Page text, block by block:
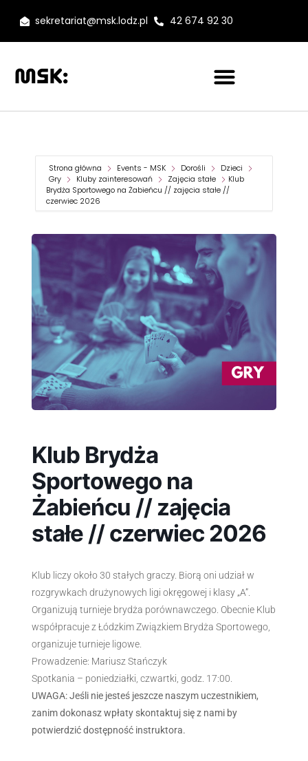
sekretariat@msk.lodz.pl 42 674 92 30
Strona główna Events - MSK Dorośli
Dzieci
Gry
Kluby zainteresowań Zajęcia stałe
Klub
Brydża Sportowego na Żabieńcu // zajęcia stałe //
czerwiec 2026
Klub Brydża
Sportowego na
Żabieńcu // zajęcia
stałe // czerwiec 2026
Klub liczy około 30 stałych graczy. Biorą oni udział w
rozgrywkach drużynowych ligi okręgowej i klasy „A”.
Organizują turnieje brydża porównawczego. Obecnie Klub
współpracuje z Łódzkim Związkiem Brydża Sportowego,
organizuje turnieje ligowe.
Prowadzenie: Mariusz Stańczyk
Spotkania – poniedziałki, czwartki, godz. 17:00.
UWAGA: Jeśli nie jesteś jeszcze naszym uczestnikiem,
zanim dokonasz wpłaty skontaktuj się z nami by
potwierdzić dostępność instruktora.